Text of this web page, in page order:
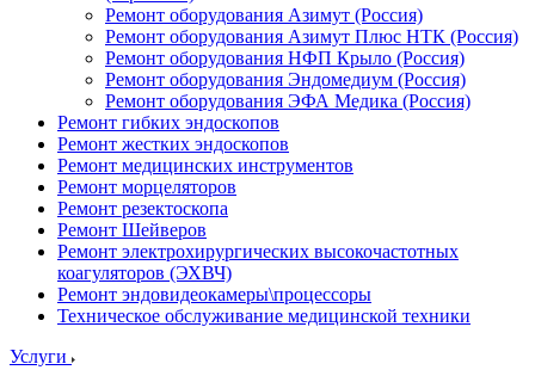
Ремонт оборудования Азимут (Россия)
Ремонт оборудования Азимут Плюс НТК (Россия)
Ремонт оборудования НФП Крыло (Россия)
Ремонт оборудования Эндомедиум (Россия)
Ремонт оборудования ЭФА Медика (Россия)
Ремонт гибких эндоскопов
Ремонт жестких эндоскопов
Ремонт медицинских инструментов
Ремонт морцеляторов
Ремонт резектоскопа
Ремонт Шейверов
Ремонт электрохирургических высокочастотных
коагуляторов (ЭХВЧ)
Ремонт эндовидеокамеры\процессоры
Техническое обслуживание медицинской техники
Услуги